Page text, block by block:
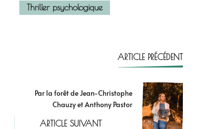
Thriller psychologique
ARTICLE PRÉCÉDENT
Par la forêt de Jean-Christophe
Chauzy et Anthony Pastor
ARTICLE SUIVANT